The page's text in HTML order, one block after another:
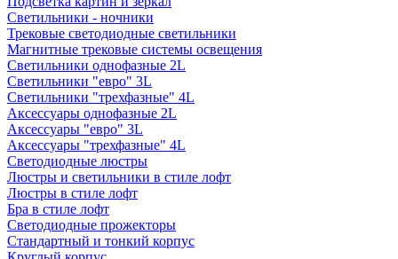
Светильники - ночники
Трековые светодиодные светильники
Магнитные трековые системы освещения
Светильники однофазные 2L
Светильники "евро" 3L
Светильники "трехфазные" 4L
Аксессуары однофазные 2L
Аксессуары "евро" 3L
Аксессуары "трехфазные" 4L
Светодиодные люстры
Люстры и светильники в стиле лофт
Люстры в стиле лофт
Бра в стиле лофт
Светодиодные прожекторы
Стандартный и тонкий корпус